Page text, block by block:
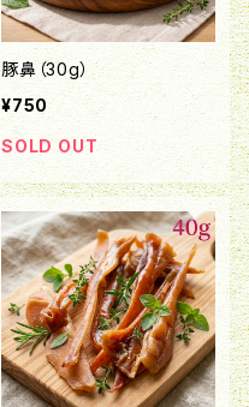
豚鼻（30g）
¥750
SOLD OUT